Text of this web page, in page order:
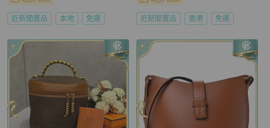
近新閒置品 本地 免運 近新閒置品 香港 免運